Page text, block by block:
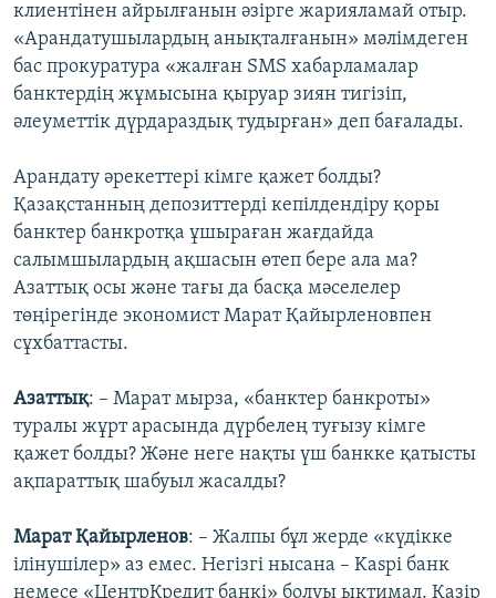
клиентінен айрылғанын әзірге жарияламай отыр.
«Арандатушылардың анықталғанын» мәлімдеген
бас прокуратура «жалған SMS хабарламалар
банктердің жұмысына қыруар зиян тигізіп,
әлеуметтік дүрдараздық тудырған» деп бағалады.
Арандату әрекеттері кімге қажет болды?
Қазақстанның депозиттерді кепілдендіру қоры
банктер банкротқа ұшыраған жағдайда
салымшылардың ақшасын өтеп бере ала ма?
Азаттық осы және тағы да басқа мәселелер
төңірегінде экономист Марат Қайырленовпен
сұхбаттасты.
Азаттық: – Марат мырза, «банктер банкроты»
туралы жұрт арасында дүрбелең туғызу кімге
қажет болды? Және неге нақты үш банкке қатысты
ақпараттық шабуыл жасалды?
Марат Қайырленов: – Жалпы бұл жерде «күдікке
ілінушілер» аз емес. Негізгі нысана – Kaspi банк
немесе «ЦентрКредит банкі» болуы ықтимал. Қазір